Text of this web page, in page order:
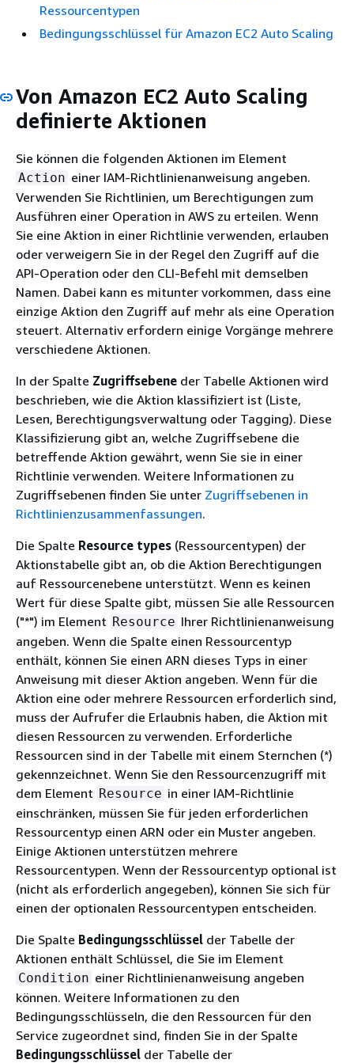
Ressourcentypen
Bedingungsschlüssel für Amazon EC2 Auto Scaling
Von Amazon EC2 Auto Scaling
definierte Aktionen
Sie können die folgenden Aktionen im Element
Action einer IAM-Richtlinienanweisung angeben.
Verwenden Sie Richtlinien, um Berechtigungen zum
Ausführen einer Operation in AWS zu erteilen. Wenn
Sie eine Aktion in einer Richtlinie verwenden, erlauben
oder verweigern Sie in der Regel den Zugriff auf die
API-Operation oder den CLI-Befehl mit demselben
Namen. Dabei kann es mitunter vorkommen, dass eine
einzige Aktion den Zugriff auf mehr als eine Operation
steuert. Alternativ erfordern einige Vorgänge mehrere
verschiedene Aktionen.
In der Spalte Zugriffsebene der Tabelle Aktionen wird
beschrieben, wie die Aktion klassifiziert ist (Liste,
Lesen, Berechtigungsverwaltung oder Tagging). Diese
Klassifizierung gibt an, welche Zugriffsebene die
betreffende Aktion gewährt, wenn Sie sie in einer
Richtlinie verwenden. Weitere Informationen zu
Zugriffsebenen finden Sie unter Zugriffsebenen in
Richtlinienzusammenfassungen.
Die Spalte Resource types (Ressourcentypen) der
Aktionstabelle gibt an, ob die Aktion Berechtigungen
auf Ressourcenebene unterstützt. Wenn es keinen
Wert für diese Spalte gibt, müssen Sie alle Ressourcen
("*") im Element Resource Ihrer Richtlinienanweisung
angeben. Wenn die Spalte einen Ressourcentyp
enthält, können Sie einen ARN dieses Typs in einer
Anweisung mit dieser Aktion angeben. Wenn für die
Aktion eine oder mehrere Ressourcen erforderlich sind,
muss der Aufrufer die Erlaubnis haben, die Aktion mit
diesen Ressourcen zu verwenden. Erforderliche
Ressourcen sind in der Tabelle mit einem Sternchen (*)
gekennzeichnet. Wenn Sie den Ressourcenzugriff mit
dem Element Resource in einer IAM-Richtlinie
einschränken, müssen Sie für jeden erforderlichen
Ressourcentyp einen ARN oder ein Muster angeben.
Einige Aktionen unterstützen mehrere
Ressourcentypen. Wenn der Ressourcentyp optional ist
(nicht als erforderlich angegeben), können Sie sich für
einen der optionalen Ressourcentypen entscheiden.
Die Spalte Bedingungsschlüssel der Tabelle der
Aktionen enthält Schlüssel, die Sie im Element
Condition einer Richtlinienanweisung angeben
können. Weitere Informationen zu den
Bedingungsschlüsseln, die den Ressourcen für den
Service zugeordnet sind, finden Sie in der Spalte
Bedingungsschlüssel der Tabelle der